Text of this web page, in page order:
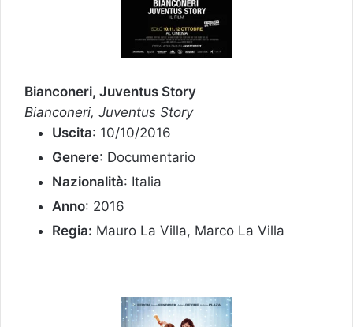
Bianconeri, Juventus Story
Bianconeri, Juventus Story
Uscita: 10/10/2016
Genere: Documentario
Nazionalità: Italia
Anno: 2016
Regia: Mauro La Villa, Marco La Villa